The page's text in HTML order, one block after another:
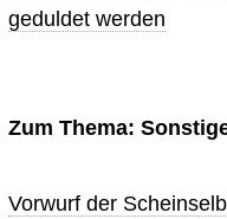
geduldet werden
Zum Thema:
Vorwurf der